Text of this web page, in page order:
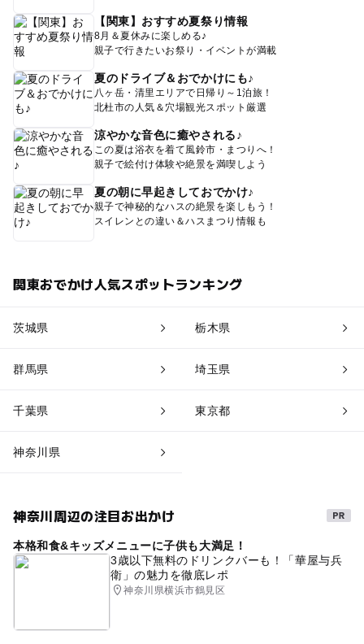
【関東】おすすめ夏祭り情報
8月＆夏休みに楽しめる♪
親子で行きたいお祭り・イベントが満載
夏のドライブ＆おでかけにも♪
八ヶ岳・清里エリアで日帰り～1泊旅！
北杜市の人気＆穴場観光スポット厳選
涼やかな音色に癒やされる♪
この夏は浴衣を着て風鈴市・まつりへ！
親子で絵付け体験や絶景を満喫しよう
夏の朝に早起きしておでかけ♪
親子で神秘的なハスの絶景を楽しもう！
スイレンとの違い＆ハスまつり情報も
関東おでかけ人気スポットランキング
茨城県 栃木県
群馬県 埼玉県
千葉県 東京都
神奈川県
神奈川周辺の注目お出かけ
本格和食&キッズメニューに子供も大満足！
3歳以下無料のドリンクバーも！「華屋与兵
衛」の魅力を徹底レポ
神奈川県横浜市鶴見区